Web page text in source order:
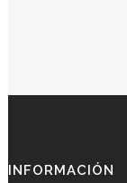
INFORMACIÓN